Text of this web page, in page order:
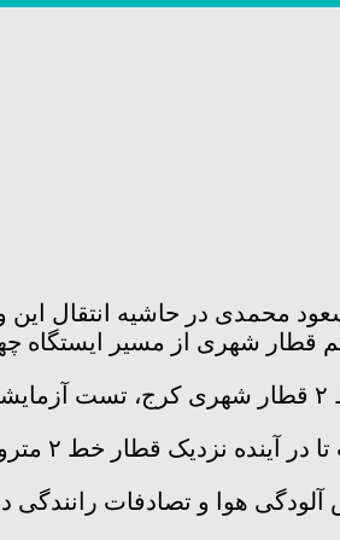
محمدی در حاشیه انتقال این
شهری از مسیر ایستگاه
کرج به شهروندان خدمات ارائه کند.
هوا و تصادفات رانندگی